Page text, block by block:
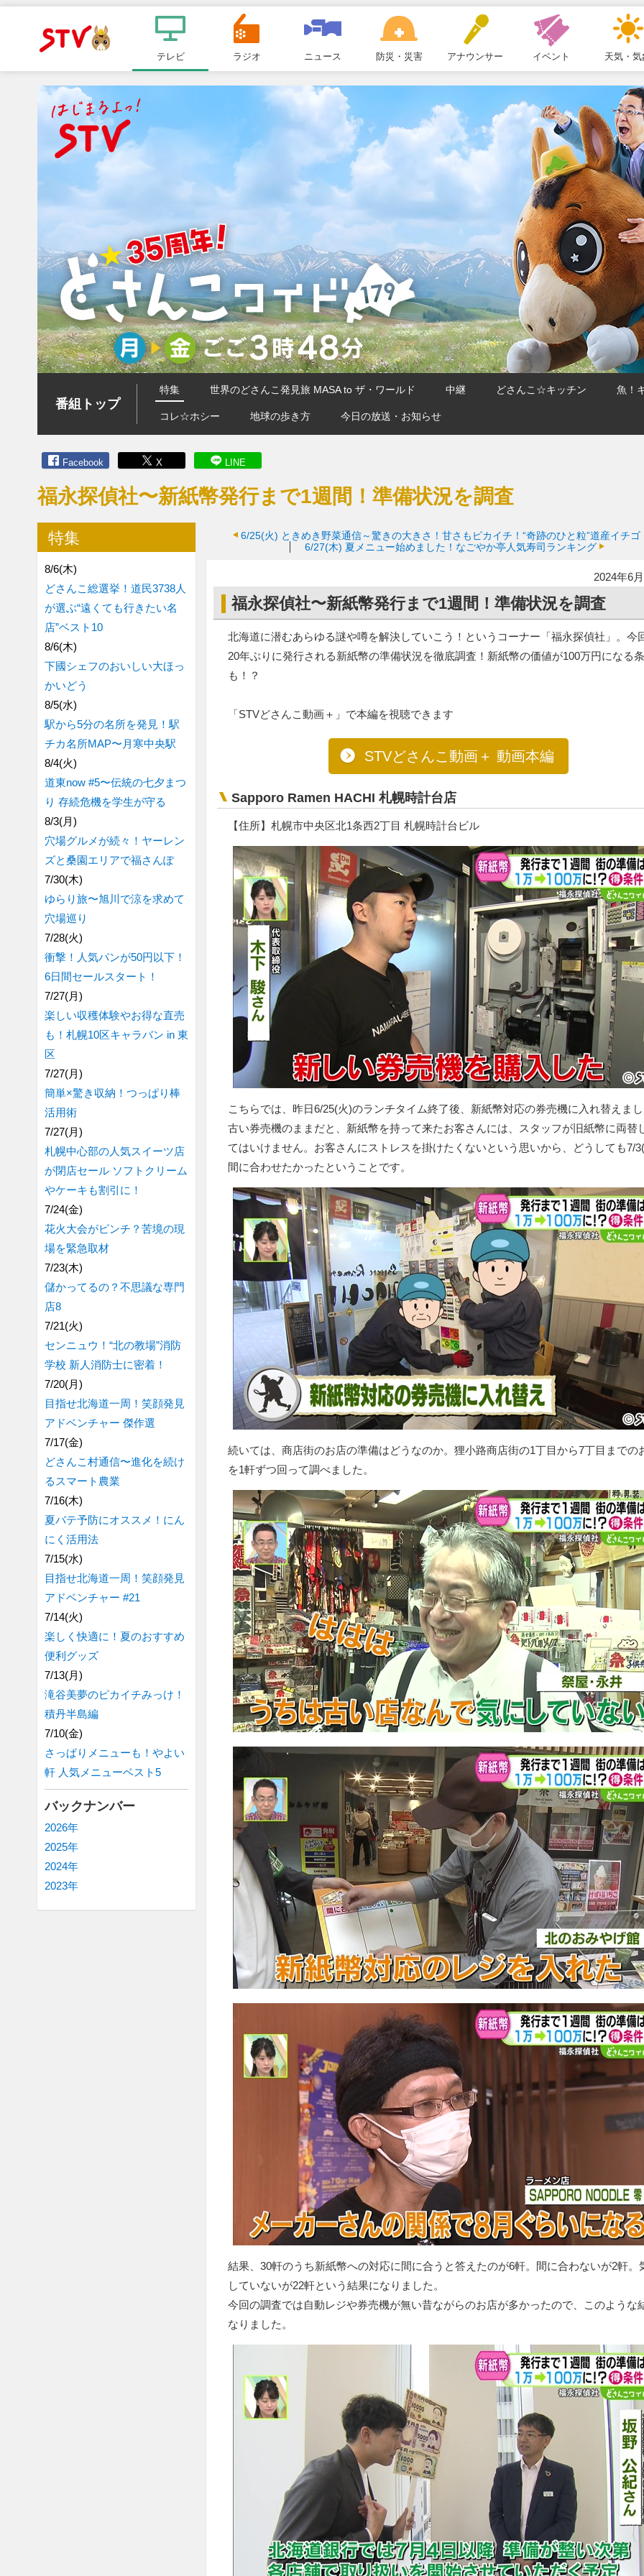
ＳＴＶ札
幌テレビ
ュ
ー
テレビ ラジオ ニュース 防災・災害 アナウンサー イベント 天気・気
番組トップ
特集 世界のどさんこ発見旅 MASA to ザ・ワールド 中継 どさんこ☆キッチン 魚！
コレ☆ホシー 地球の歩き方 今日の放送・お知らせ
Facebook X LINE
福永探偵社〜新紙幣発行まで1週間！準備状況を調査
6/25(火) ときめき野菜通信～驚きの大きさ！甘さもピカイチ！“奇跡のひと粒”道産イチゴ
6/27(木) 夏メニュー始めました！なごやか亭人気寿司ランキング
2024年6
福永探偵社〜新紙幣発行まで1週間！準備状況を調査
北海道に潜むあらゆる謎や噂を解決していこう！というコーナー「福永探偵社」。今
20年ぶりに発行される新紙幣の準備状況を徹底調査！新紙幣の価値が100万円になる
も！？
「STVどさんこ動画＋」で本編を視聴できます
STVどさんこ動画＋ 動画本編
Sapporo Ramen HACHI 札幌時計台店
【住所】札幌市中央区北1条西2丁目 札幌時計台ビル
こちらでは、昨日6/25(火)のランチタイム終了後、新紙幣対応の券売機に入れ替えま
古い券売機のままだと、新紙幣を持って来たお客さんには、スタッフが旧紙幣に両替
てはいけません。お客さんにストレスを掛けたくないという思いから、どうしても7/
間に合わせたかったということです。
続いては、商店街のお店の準備はどうなのか。狸小路商店街の1丁目から7丁目までの
を1軒ずつ回って調べました。
結果、30軒のうち新紙幣への対応に間に合うと答えたのが6軒。間に合わないが2軒。
していないが22軒という結果になりました。
今回の調査では自動レジや券売機が無い昔ながらのお店が多かったので、このような
なりました。
特集
8/6(木)
どさんこ総選挙！道民3738人
が選ぶ“遠くても行きたい名
店”ベスト10
8/6(木)
下國シェフのおいしい大ほっ
かいどう
8/5(水)
駅から5分の名所を発見！駅
チカ名所MAP〜月寒中央駅
8/4(火)
道東now #5〜伝統の七夕まつ
り 存続危機を学生が守る
8/3(月)
穴場グルメが続々！ヤーレン
ズと桑園エリアで福さんぽ
7/30(木)
ゆらり旅〜旭川で涼を求めて
穴場巡り
7/28(火)
衝撃！人気パンが50円以下！
6日間セールスタート！
7/27(月)
楽しい収穫体験やお得な直売
も！札幌10区キャラバン in 東
区
7/27(月)
簡単×驚き収納！つっぱり棒
活用術
7/27(月)
札幌中心部の人気スイーツ店
が閉店セール ソフトクリーム
やケーキも割引に！
7/24(金)
花火大会がピンチ？苦境の現
場を緊急取材
7/23(木)
儲かってるの？不思議な専門
店8
7/21(火)
センニュウ！“北の教場”消防
学校 新人消防士に密着！
7/20(月)
目指せ北海道一周！笑顔発見
アドベンチャー 傑作選
7/17(金)
どさんこ村通信〜進化を続け
るスマート農業
7/16(木)
夏バテ予防にオススメ！にん
にく活用法
7/15(水)
目指せ北海道一周！笑顔発見
アドベンチャー #21
7/14(火)
楽しく快適に！夏のおすすめ
便利グッズ
7/13(月)
滝谷美夢のピカイチみっけ！
積丹半島編
7/10(金)
さっぱりメニューも！やよい
軒 人気メニューベスト5
バックナンバー
2026年
2025年
2024年
2023年